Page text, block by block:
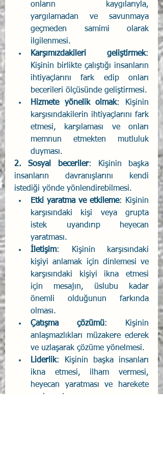
onların kaygılarıyla,
yargılamadan ve savunmaya
geçmeden samimi olarak
ilgilenmesi.
Karşımızdakileri geliştirmek:
Kişinin birlikte çalıştığı insanların
ihtiyaçlarını fark edip onları
Hizmete yönelik olmak: Kişinin
karşısındakilerin ihtiyaçlarını fark
etmesi, karşılaması ve onları
memnun etmekten mutluluk
duyması.
2. Sosyal beceriler: Kişinin başka
insanların davranışlarını kendi
istediği yönde yönlendirebilmesi.
Etki yaratma ve etkileme: Kişinin
karşısındaki kişi veya grupta
istek uyandırıp heyecan
yaratması.
İletişim: Kişinin karşısındaki
kişiyi anlamak için dinlemesi ve
karşısındaki kişiyi ikna etmesi
için mesajın, üslubu kadar
önemli olduğunun farkında
olması.
Çatışma çözümü: Kişinin
anlaşmazlıkları müzakere ederek
ve uzlaşarak çözüme yönelmesi.
Liderlik: Kişinin başka insanları
ikna etmesi, ilham vermesi,
heyecan yaratması ve harekete